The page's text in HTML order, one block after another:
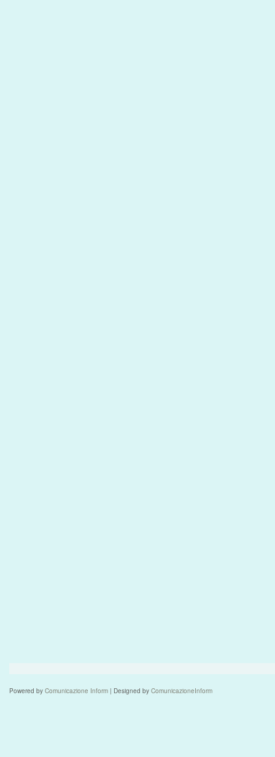
Powered by Comunicazione Inform | Designed by ComunicazioneInform